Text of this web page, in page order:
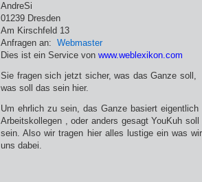
AndreSi
01239 Dresden
Am Kirschfeld 13
Anfragen an: Webmaster
Dies ist ein Service von www.weblexikon.com
Sie fragen sich jetzt sicher, was das Ganze soll,
was soll das sein hier.
Um ehrlich zu sein, das Ganze basiert
Arbeitskollegen , oder anders gesagt YouKuh
sein. Also wir tragen hier alles lustige ein was
uns dabei.